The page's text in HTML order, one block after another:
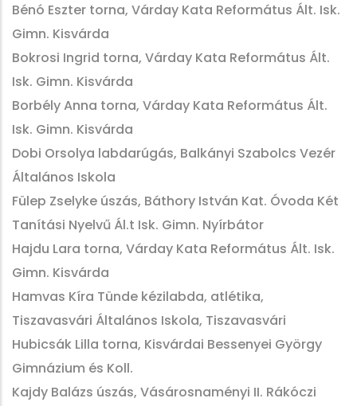
Bénó Eszter torna, Várday Kata Református Ált. Isk.
Gimn. Kisvárda
Bokrosi Ingrid torna, Várday Kata Református Ált.
Isk. Gimn. Kisvárda
Borbély Anna torna, Várday Kata Református Ált.
Isk. Gimn. Kisvárda
Dobi Orsolya labdarúgás, Balkányi Szabolcs Vezér
Általános Iskola
Fülep Zselyke úszás, Báthory István Kat. Óvoda Két
Tanítási Nyelvű Ál.t Isk. Gimn. Nyírbátor
Hajdu Lara torna, Várday Kata Református Ált. Isk.
Gimn. Kisvárda
Hamvas Kíra Tünde kézilabda, atlétika,
Tiszavasvári Általános Iskola, Tiszavasvári
Hubicsák Lilla torna, Kisvárdai Bessenyei György
Gimnázium és Koll.
Kajdy Balázs úszás, Vásárosnaményi II. Rákóczi